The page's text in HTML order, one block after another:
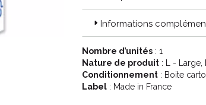
Informations
Nombre d’unités : 1
Nature de produit : L - Large,
Conditionnement : Boite
Label : Made in France